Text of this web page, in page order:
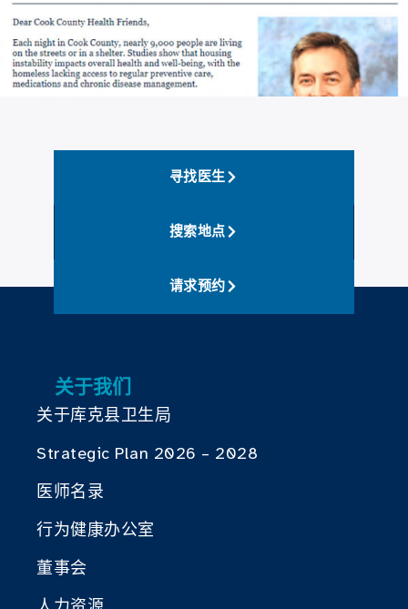
寻找医生
搜索地点
请求预约
关于我们
关于库克县卫生局
Strategic Plan 2026 – 2028
医师名录
行为健康办公室
董事会